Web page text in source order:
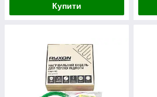
Купити